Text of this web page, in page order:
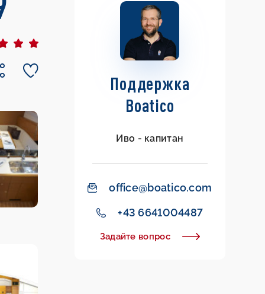
Поддержка
Boatico
Иво - капитан
office@boatico.com
+43 6641004487
Задайте вопрос